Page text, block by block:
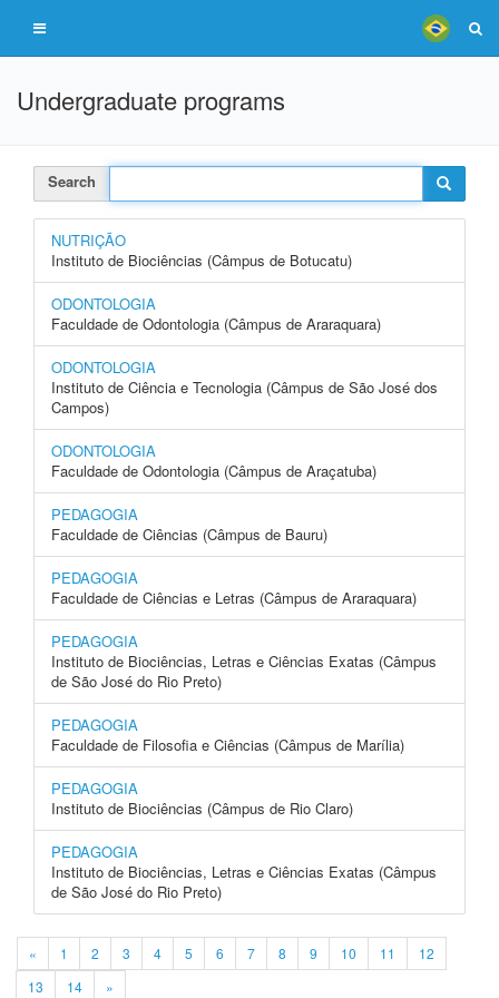
Undergraduate programs
Search
NUTRIÇÃO
Instituto de Biociências (Câmpus de Botucatu)
ODONTOLOGIA
Faculdade de Odontologia (Câmpus de Araraquara)
ODONTOLOGIA
Instituto de Ciência e Tecnologia (Câmpus de São José dos
Campos)
ODONTOLOGIA
Faculdade de Odontologia (Câmpus de Araçatuba)
PEDAGOGIA
Faculdade de Ciências (Câmpus de Bauru)
PEDAGOGIA
Faculdade de Ciências e Letras (Câmpus de Araraquara)
PEDAGOGIA
Instituto de Biociências, Letras e Ciências Exatas (Câmpus
de São José do Rio Preto)
PEDAGOGIA
Faculdade de Filosofia e Ciências (Câmpus de Marília)
PEDAGOGIA
Instituto de Biociências (Câmpus de Rio Claro)
PEDAGOGIA
Instituto de Biociências, Letras e Ciências Exatas (Câmpus
de São José do Rio Preto)
« 1 2 3 4 5 6 7 8 9 10 11
12
13
14 »